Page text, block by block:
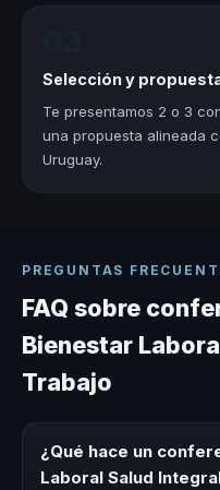
Selección y
Te presentamos 2 o 3
una propuesta alineada
Uruguay.
PREGUNTAS
FAQ sobre
Bienestar
Trabajo
¿Qué hace un
Laboral Salud